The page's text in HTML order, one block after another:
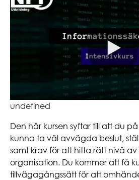
undefined
Den här kursen syftar till att du
kunna ta väl avvägda beslut,
samt krav för att hitta rätt nivå av
organisation. Du kommer att få
tillvägagångssätt för att